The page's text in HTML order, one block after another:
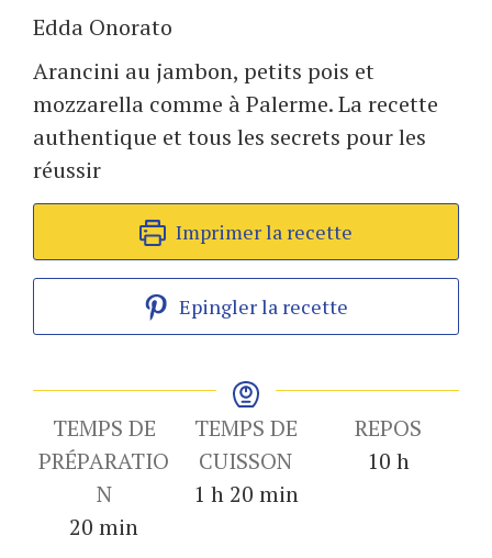
Edda Onorato
Arancini au jambon, petits pois et
mozzarella comme à Palerme. La recette
authentique et tous les secrets pour les
réussir
Imprimer la recette
Epingler la recette
TEMPS DE
PRÉPARATIO
N
20 minutes
min
TEMPS DE
CUISSON
1 heure
h 20minutes
min
REPOS
10heures
h